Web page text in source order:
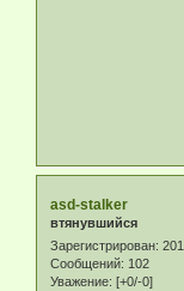
asd-stalker
втянувшийся
Зарегистрирован:
Сообщений: 102
Уважение: [+0/-0]